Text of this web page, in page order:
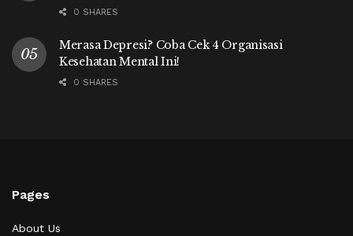
0 SHARES
Merasa Depresi? Coba Cek 4 Organisasi
Kesehatan Mental Ini!
0 SHARES
Pages
About Us